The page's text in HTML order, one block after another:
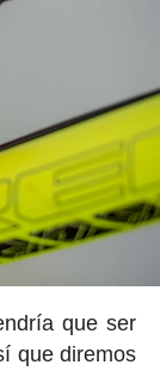
que ser
que diremos